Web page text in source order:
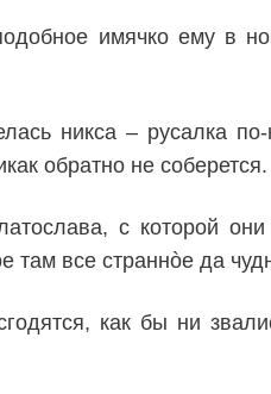
имячко ему в
никса – русалка
обратно не соберется.
с которой
там все страннòе да
как бы ни